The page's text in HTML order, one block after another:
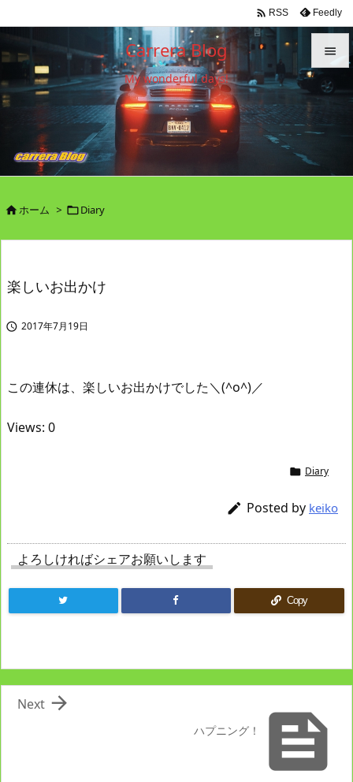
Carrera Blog
My wonderful days!


メニュ

 RSS Feedly
ホーム > Diary
楽しいお出かけ
 2017年7月19日
この連休は、楽しいお出かけでした＼(^o^)／
Views: 0
 Diary
 Posted by keiko
よろしければシェアお願いします
Copy

ハプニング！

Next